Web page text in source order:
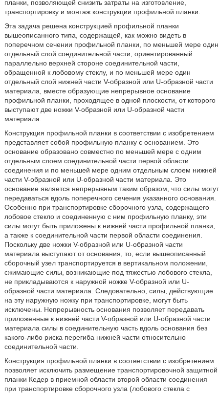
планки, позволяющей снизить затраты на изготовление,
транспортировку и монтаж конструкции профильной планки.
Эта задача решена конструкцией профильной планки
вышеописанного типа, содержащей, как можно видеть в
поперечном сечении профильной планки, по меньшей мере один
отдельный слой соединительной части, ориентированный
параллельно верхней стороне соединительной части,
обращенной к лобовому стеклу, и по меньшей мере один
отдельный слой нижней части V-образной или U-образной части
материала, вместе образующие непрерывное основание
профильной планки, проходящее в одной плоскости, от которого
выступают две ножки V-образной или U-образной части
материала.
Конструкция профильной планки в соответствии с изобретением
представляет собой профильную планку с основанием. Это
основание образовано совместно по меньшей мере с одним
отдельным слоем соединительной части первой области
соединения и по меньшей мере одним отдельным слоем нижней
части V-образной или U-образной части материала. Это
основание является непрерывным таким образом, что силы могут
передаваться вдоль поперечного сечения указанного основания.
Особенно при транспортировке сборочного узла, содержащего
лобовое стекло и соединенную с ним профильную планку, эти
силы могут быть приложены к нижней части профильной планки,
а также к соединительной части первой области соединения.
Поскольку две ножки V-образной или U-образной части
материала выступают от основания, то, если вышеописанный
сборочный узел транспортируется в вертикальном положении,
сжимающие силы, возникающие под тяжестью лобового стекла,
не прикладываются к наружной ножке V-образной или U-
образной части материала. Следовательно, силы, действующие
на эту наружную ножку при транспортировке, могут быть
исключены. Непрерывность основания позволяет передавать
приложенные к нижней части V-образной или U-образной части
материала силы в соединительную часть вдоль основания без
какого-либо риска перегиба нижней части относительно
соединительной части.
Конструкция профильной планки в соответствии с изобретением
позволяет исключить размещение транспортировочной защитной
планки Кедер в приемной области второй области соединения
при транспортировке сборочного узла (лобового стекла с